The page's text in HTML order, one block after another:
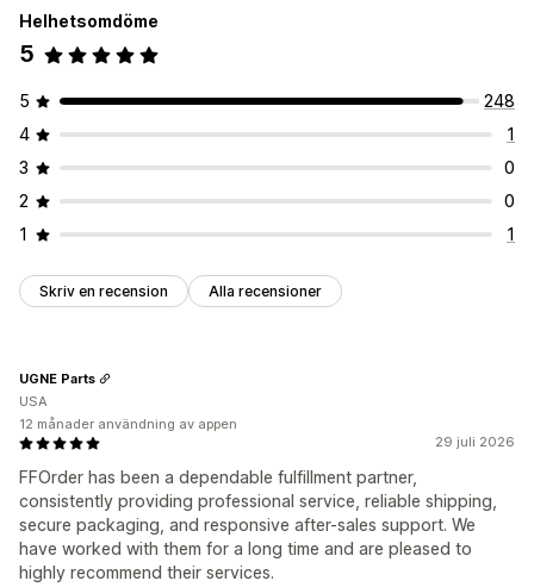
Helhetsomdöme
5
5
248
4
1
3
0
2
0
1
1
Skriv en recension Alla recensioner
29 juli 2026
FFOrder has been a dependable fulfillment partner,
consistently providing professional service, reliable shipping,
secure packaging, and responsive after-sales support. We
have worked with them for a long time and are pleased to
highly recommend their services.
UGNE Parts
USA
12 månader användning av appen